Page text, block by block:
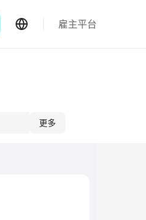
雇主平台
更多